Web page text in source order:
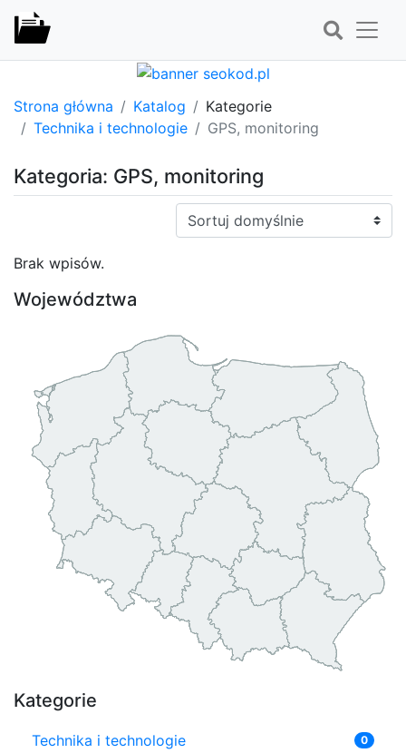
Strona główna Katalog
Kategorie
Technika i technologie
GPS, monitoring
Kategoria: GPS, monitoring
Sortuj:
Brak wpisów.
Województwa
Kategorie
Technika i technologie 0